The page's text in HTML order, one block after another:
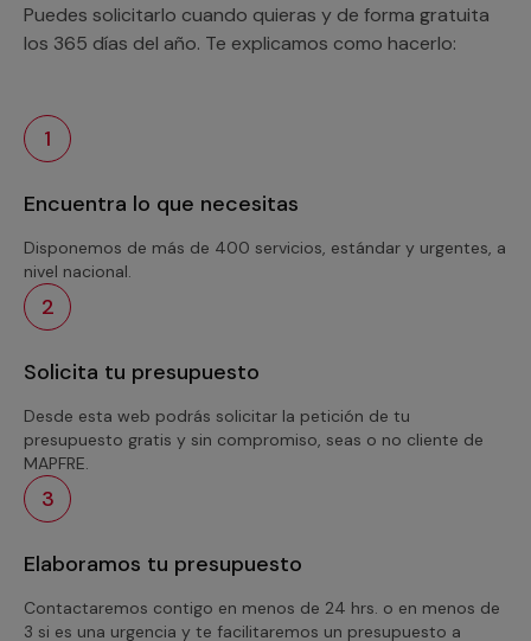
Puedes solicitarlo cuando quieras y de forma gratuita
los 365 días del año. Te explicamos como hacerlo:
1
Encuentra lo que necesitas
Disponemos de más de 400 servicios, estándar y urgentes, a
nivel nacional.
2
Solicita tu presupuesto
Desde esta web podrás solicitar la petición de tu
presupuesto gratis y sin compromiso, seas o no cliente de
MAPFRE.
3
Elaboramos tu presupuesto
Contactaremos contigo en menos de 24 hrs. o en menos de
3 si es una urgencia y te facilitaremos un presupuesto a